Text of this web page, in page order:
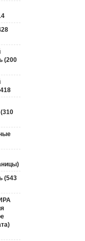
(200
(543